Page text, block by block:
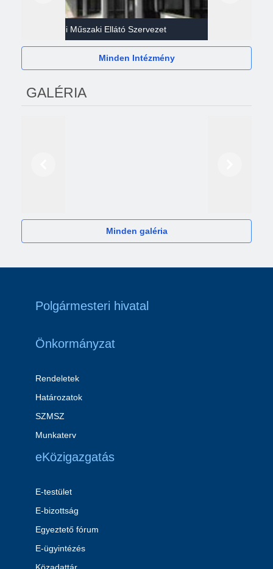
Gazdasági Műszaki Ellátó Szervezet
Minden Intézmény
GALÉRIA
Minden galéria
Polgármesteri hivatal
Önkormányzat
Rendeletek
Határozatok
SZMSZ
Munkaterv
eKözigazgatás
E-testület
E-bizottság
Egyeztető fórum
E-ügyintézés